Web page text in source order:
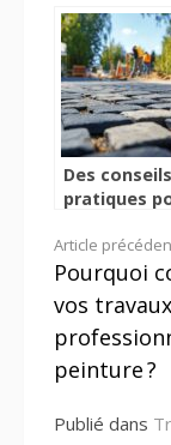
aluminium a
Montpellier
pour vos
projets ?
Des conseils
pratiques
descente de
garage en
toute
Lire
la
suite
Article
Pourquoi
vos
peinture ?
Publié dans